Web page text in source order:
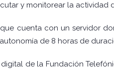
y monitorear la actividad
cuenta con un servidor
de 8 horas de
de la Fundación